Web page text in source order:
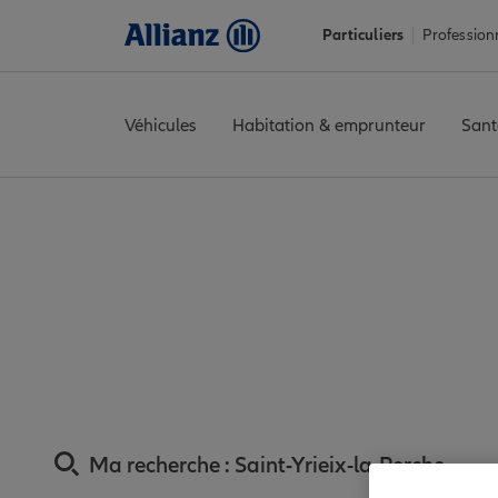
Particuliers
Véhicules Habitation & emprunteur
Ma recherche : Saint-Yrieix-la-Perche